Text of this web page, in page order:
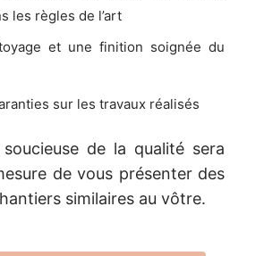
les règles de l’art
et une finition soignée du
sur les travaux réalisés
de la qualité sera
de vous présenter des
similaires au vôtre.